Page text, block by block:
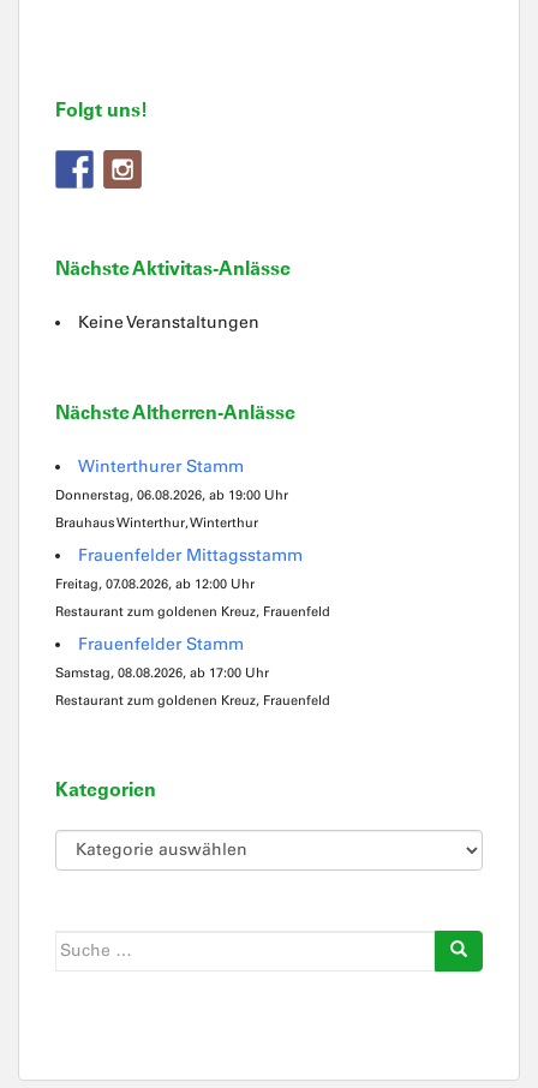
Folgt uns!
Nächste Aktivitas-Anlässe
Keine Veranstaltungen
Nächste Altherren-Anlässe
Winterthurer Stamm
Donnerstag, 06.08.2026, ab 19:00 Uhr
Brauhaus Winterthur, Winterthur
Frauenfelder Mittagsstamm
Freitag, 07.08.2026, ab 12:00 Uhr
Restaurant zum goldenen Kreuz, Frauenfeld
Frauenfelder Stamm
Samstag, 08.08.2026, ab 17:00 Uhr
Restaurant zum goldenen Kreuz, Frauenfeld
Kategorien
Kategorien
Suche